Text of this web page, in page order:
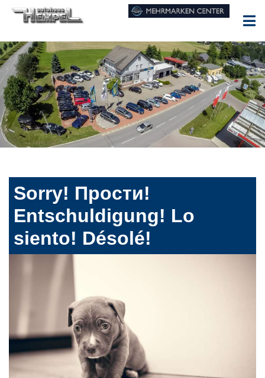
Sorry! Прости!
Entschuldigung! Lo
siento! Désolé!